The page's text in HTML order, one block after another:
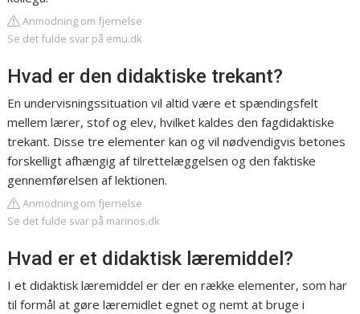
Anmodning om fjernelse
Se det fulde svar på emu.dk
Hvad er den didaktiske trekant?
En undervisningssituation vil altid være et spændingsfelt
mellem lærer, stof og elev, hvilket kaldes den fagdidaktiske
trekant. Disse tre elementer kan og vil nødvendigvis betones
forskelligt afhængig af tilrettelæggelsen og den faktiske
gennemførelsen af lektionen.
Anmodning om fjernelse
Se det fulde svar på marinos.dk
Hvad er et didaktisk læremiddel?
I et didaktisk læremiddel er der en række elementer, som har
til formål at gøre læremidlet egnet og nemt at bruge i